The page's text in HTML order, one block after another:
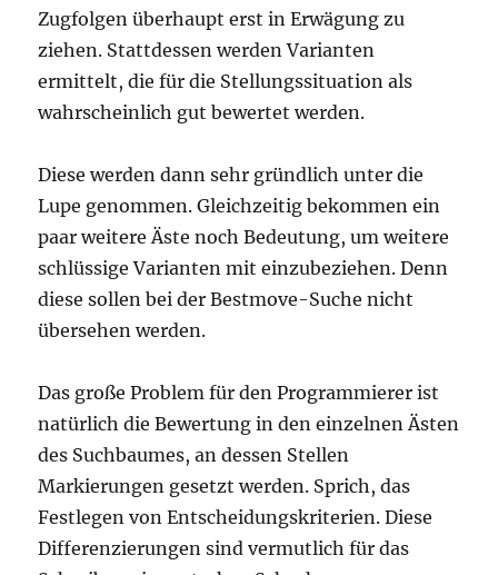
Zugfolgen überhaupt erst in Erwägung zu
ziehen. Stattdessen werden Varianten
ermittelt, die für die Stellungssituation als
wahrscheinlich gut bewertet werden.
Diese werden dann sehr gründlich unter die
Lupe genommen. Gleichzeitig bekommen ein
paar weitere Äste noch Bedeutung, um weitere
schlüssige Varianten mit einzubeziehen. Denn
diese sollen bei der Bestmove-Suche nicht
übersehen werden.
Das große Problem für den Programmierer ist
natürlich die Bewertung in den einzelnen Ästen
des Suchbaumes, an dessen Stellen
Markierungen gesetzt werden. Sprich, das
Festlegen von Entscheidungskriterien. Diese
Differenzierungen sind vermutlich für das